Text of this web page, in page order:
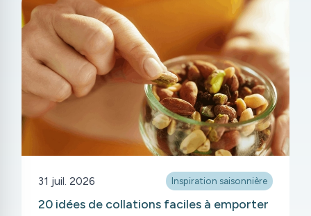
31 juil. 2026 Inspiration saisonnière
20 idées de collations faciles à emporter